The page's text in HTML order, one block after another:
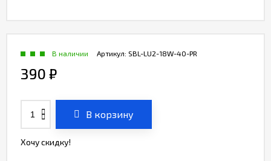
Артикул: SBL-LU2-18W-40-PR
В наличии
390 ₽
В корзину
Хочу скидку!